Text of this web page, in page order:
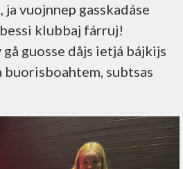
vuojnnep gasskadáse
klubbaj fárruj!
guosse dåjs ietjá bájkijs
subtsas